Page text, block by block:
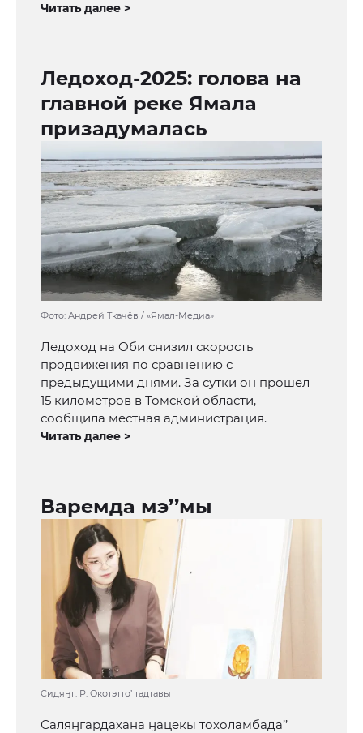
Читать далее >
Ледоход-2025: голова на
главной реке Ямала
призадумалась
Фото: Андрей Ткачёв / «Ямал-Медиа»
Ледоход на Оби снизил скорость
продвижения по сравнению с
предыдущими днями. За сутки он прошел
15 километров в Томской области,
сообщила местная администрация.
Читать далее >
Варемда мэ’’мы
Сидяӈг: Р. Окотэтто’ тадтавы
Саляӈгардахана ӈацекы тохоламбада’’